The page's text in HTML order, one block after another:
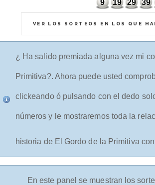
9 19 29 39
VER LOS SORTEOS EN LOS QUE
¿ Ha salido premiada alguna vez mi
Primitiva?. Ahora puede usted
clickeando ó pulsando con el dedo
números y le mostraremos toda la
historia de El Gordo de la Primitiva
En este panel se muestran los